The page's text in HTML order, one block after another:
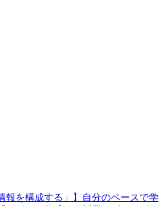
報を構成する」】自分のペースで学